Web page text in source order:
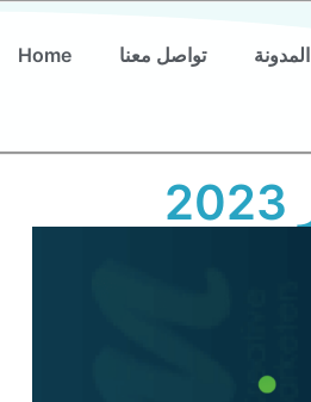
المدونة تواصل معنا Home